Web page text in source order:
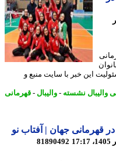
این خبر با سایت منبع و
نشسته-والیبال-قهرمانی
جهان | آفتاب نو
81890492